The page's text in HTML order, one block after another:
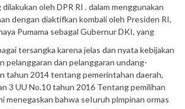
oleh DPR RI . dalam menggunakan
dengan diaktifkan kombali oleh Presiden RI,
Pumama sebagal Gubernur DKI, yang
tersangka karena jelas dan nyata kebijakan
pelanggaran dan pelanggaran undang-
tahun 2014 tentang pemerintahan daerah,
3 UU No.10 tahun 2016 Tentang pemilihan
menegaskan bahwa seIuruh plmpinan ormas